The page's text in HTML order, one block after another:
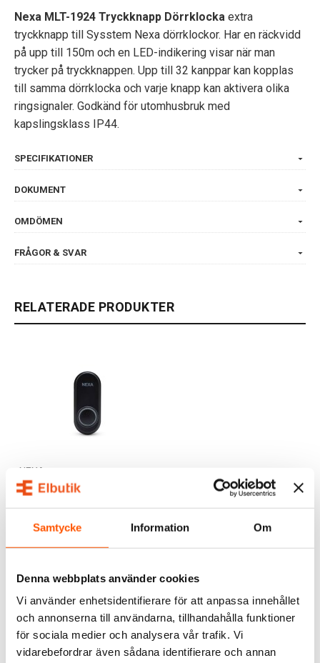
Samtycke Information Om
Denna webbplats använder cookies
Vi använder enhetsidentifierare för att anpassa innehållet
och annonserna till användarna, tillhandahålla funktioner
för sociala medier och analysera vår trafik. Vi
vidarebefordrar även sådana identifierare och annan
Nexa MLT-1924 Tryckknapp Dörrklocka extra
tryckknapp till Sysstem Nexa dörrklockor. Har en räckvidd
på upp till 150m och en LED-indikering visar när man
trycker på tryckknappen. Upp till 32 kanppar kan kopplas
till samma dörrklocka och varje knapp kan aktivera olika
ringsignaler. Godkänd för utomhusbruk med
kapslingsklass IP44.
SPECIFIKATIONER
DOKUMENT
OMDÖMEN
FRÅGOR & SVAR
RELATERADE PRODUKTER
Nexa MLT-1925
Tryckknapp Dörrklocka
NEXA
LÄGG I VARUKORG
I webblager: 3 st
ALTERNATIVA PRODUKTER